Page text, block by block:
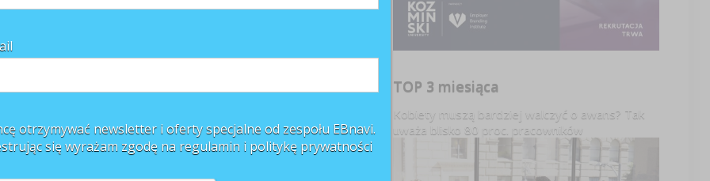
TOP 3 miesiąca
Kobiety muszą bardziej walczyć o awans? Tak
uważa blisko 80 proc. pracowników
otrzymywać newsletter i oferty specjalne od zespołu EBnavi.
się wyrażam zgodę na regulamin i politykę prywatności